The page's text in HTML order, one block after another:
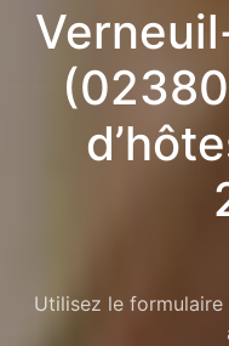
Utilisez le